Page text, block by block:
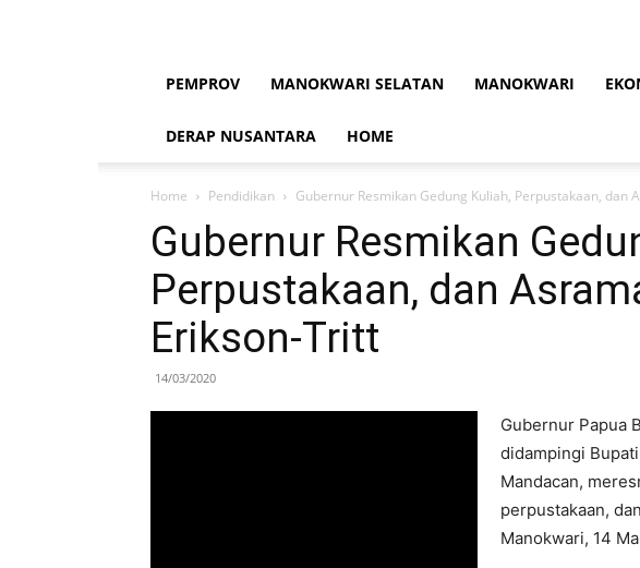
PEMPROV MANOKWARI SELATAN MANOKWARI
DERAP NUSANTARA HOME
Home Pendidikan Gubernur Resmikan Gedung Kuliah, Perpustakaan, dan
Gubernur Resmikan
Perpustakaan, dan
Erikson-Tritt
14/03/2020
Gubernur Papua
didampingi
Mandacan,
perpustakaan,
Manokwari, 14